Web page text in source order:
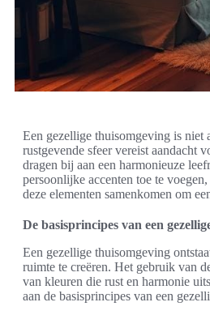
Een gezellige thuisomgeving is niet
rustgevende sfeer vereist aandacht
dragen bij aan een harmonieuze
persoonlijke accenten toe te
deze elementen samenkomen om
De basisprincipes van een
Een gezellige thuisomgeving
ruimte te creëren. Het gebruik van
van kleuren die rust en harmonie
aan de basisprincipes van een